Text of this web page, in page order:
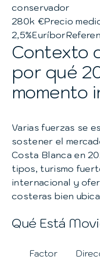
conservador
280k €Precio
2,5%Euríbor
Contexto
por qué
momento
Varias fuerzas se
sostener el
Costa Blanca en
tipos, turismo
internacional y
costeras bien
Qué Está
Factor